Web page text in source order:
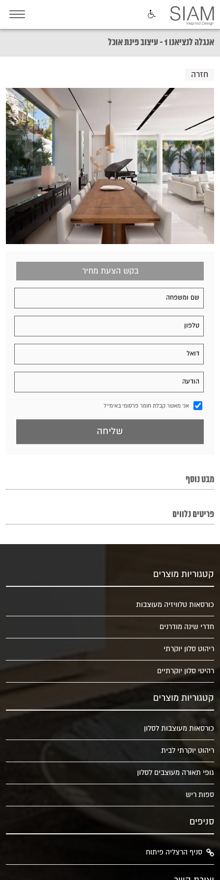
אנגלה לנציאנו 1 - עיצוב פינת אוכל
חזרה
בקש הצעת מחיר
אני מאשר קבלת חומר פרסומי באימייל
מבט נוסף
פריטים נלווים
קטגוריות מוצרים
כורסאות טלוויזיה מעוצבות
חדרי שינה מודרנים
ריהוט סלון יוקרתי
רהיטי סלון יוקרתיים
קטגוריות מוצרים
כורסאות מעוצבות לסלון
ריהוט יוקרתי לבית
גופי תאורה מעוצבים לסלון
ספות ריש
סניפים
סניף הרצליה פיתוח